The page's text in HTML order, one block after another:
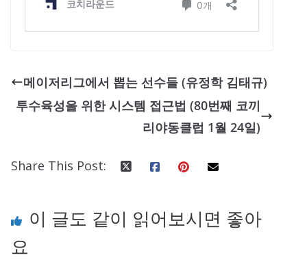
메이저리그에서 뽑는 선수들 (유정학 김태규)
투수육성을 위한 시스템 접근법 (80번째 코끼
리야동클럽 1월 24일)
Share This Post:
이 글도 같이 읽어보시면 좋아
요